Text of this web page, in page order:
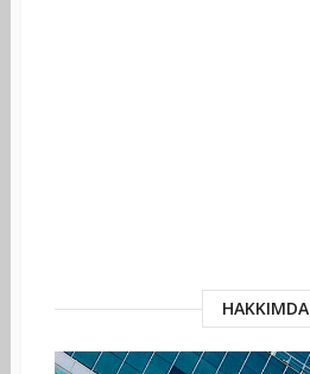
HAKKIMDA